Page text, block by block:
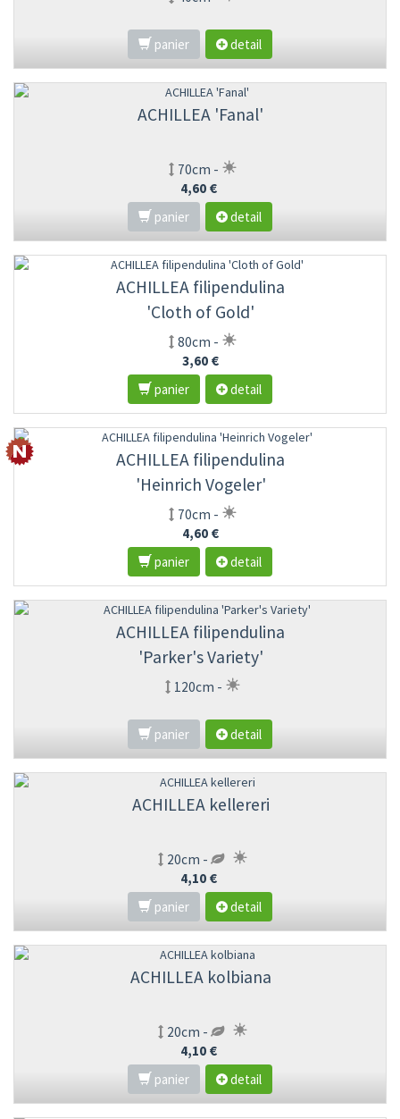
panier detail
ACHILLEA 'Fanal'
70cm -
4,60 €
panier
detail
ACHILLEA filipendulina
'Cloth of Gold'
80cm -
3,60 €
panier
detail
ACHILLEA filipendulina
'Heinrich Vogeler'
70cm -
4,60 €
panier
detail
ACHILLEA filipendulina
'Parker's Variety'
120cm -
panier detail
ACHILLEA kellereri
20cm -
4,10 €
panier
detail
ACHILLEA kolbiana
20cm -
4,10 €
panier
detail